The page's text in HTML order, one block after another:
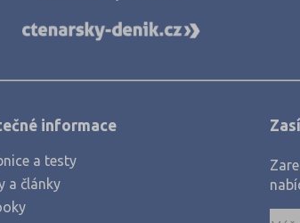
informace
a testy
a články